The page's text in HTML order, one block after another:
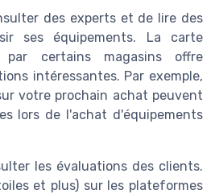
des experts et de lire des
ses équipements. La carte
par certains magasins offre
intéressantes. Par exemple,
votre prochain achat peuvent
lors de l'achat d'équipements
les évaluations des clients.
et plus) sur les plateformes